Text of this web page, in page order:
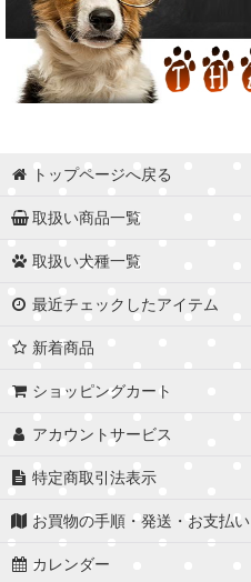
トップページへ戻る
取扱い商品一覧
取扱い犬種一覧
最近チェックしたアイテム
新着商品
ショッピングカート
アカウントサービス
特定商取引法表示
お買物の手順・発送・お支払い
カレンダー